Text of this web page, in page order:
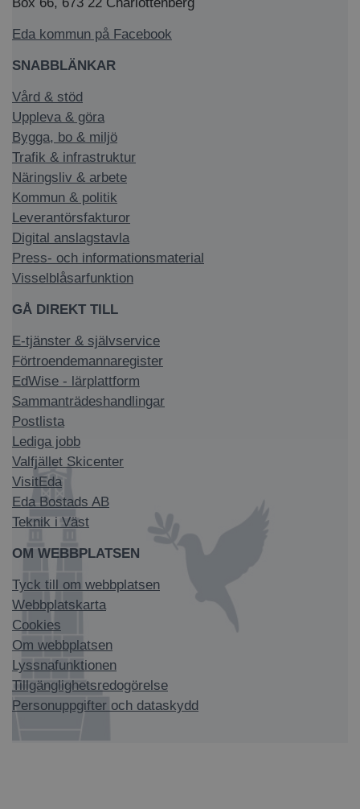
Eda kommun på Facebook
SNABBLÄNKAR
Vård & stöd
Uppleva & göra
Bygga, bo & miljö
Trafik & infrastruktur
Näringsliv & arbete
Kommun & politik
Leverantörsfakturor
Digital anslagstavla
Press- och informationsmaterial
Visselblåsarfunktion
GÅ DIREKT TILL
E-tjänster & självservice
Förtroendemannaregister
EdWise - lärplattform
Sammanträdeshandlingar
Postlista
Lediga jobb
Valfjället Skicenter
VisitEda
Eda Bostads AB
Teknik i Väst
OM WEBBPLATSEN
Tyck till om webbplatsen
Webbplatskarta
Cookies
Om webbplatsen
Lyssnafunktionen
Tillgänglighetsredogörelse
Personuppgifter och dataskydd